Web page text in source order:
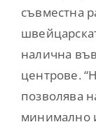
съвместна
налична
центрове.
позволява
минимално